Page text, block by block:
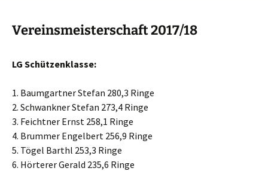
Vereinsmeisterschaft 2017/18
LG Schützenklasse:
1. Baumgartner Stefan 280,3 Ringe
2. Schwankner Stefan 273,4 Ringe
3. Feichtner Ernst 258,1 Ringe
4. Brummer Engelbert 256,9 Ringe
5. Tögel Barthl 253,3 Ringe
6. Hörterer Gerald 235,6 Ringe